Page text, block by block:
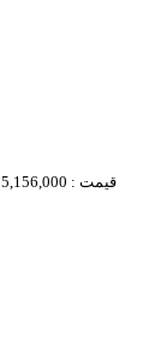
قیمت : 15,156,000